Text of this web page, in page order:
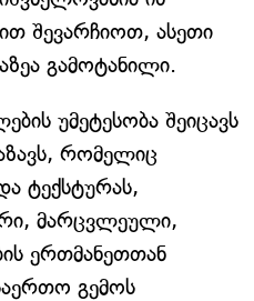
შევარჩიოთ, ასეთი
გამოტანილი.
უმეტესობა შეიცავს
რომელიც
ტექსტურას,
მარცვლეული,
ერთმანეთთან
გემოს